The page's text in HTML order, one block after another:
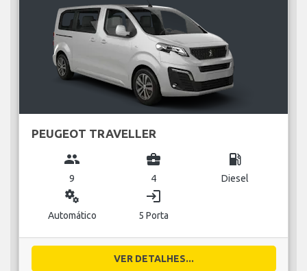
PEUGEOT TRAVELLER
group
9
business_center
4
local_gas_station
Diesel
miscellaneous_services
Automático
login
5 Porta
VER DETALHES...